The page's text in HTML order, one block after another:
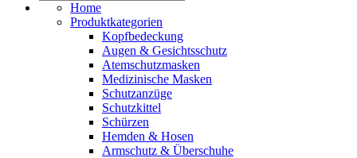
Home
Produktkategorien
Kopfbedeckung
Augen & Gesichtsschutz
Atemschutzmasken
Medizinische Masken
Schutzanzüge
Schutzkittel
Schürzen
Hemden & Hosen
Armschutz & Überschuhe